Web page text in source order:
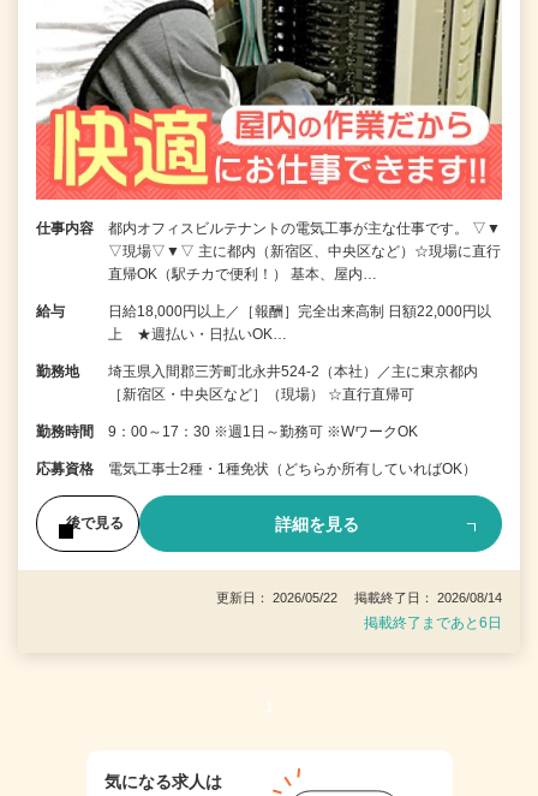
仕事内容
都内オフィスビルテナントの電気工事が主な仕事です。 ▽▼
▽現場▽▼▽ 主に都内（新宿区、中央区など）☆現場に直行
直帰OK（駅チカで便利！） 基本、屋内…
給与
日給18,000円以上／［報酬］完全出来高制 日額22,000円以
上 ★週払い・日払いOK…
勤務地
埼玉県入間郡三芳町北永井524-2（本社）／主に東京都内
［新宿区・中央区など］（現場） ☆直行直帰可
勤務時間 9：00～17：30 ※週1日～勤務可 ※WワークOK
応募資格 電気工事士2種・1種免状（どちらか所有していればOK）
後で見る 詳細を見る
更新日： 2026/05/22 掲載終了日： 2026/08/14
掲載終了まであと6日
1
気になる求人は